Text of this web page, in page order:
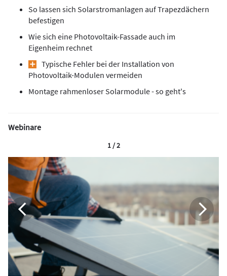
So lassen sich Solarstromanlagen auf Trapezdächern
befestigen
Wie sich eine Photovoltaik-Fassade auch im
Eigenheim rechnet
Typische Fehler bei der Installation von
Photovoltaik-Modulen vermeiden
Montage rahmenloser Solarmodule - so geht's
Webinare
1 / 2